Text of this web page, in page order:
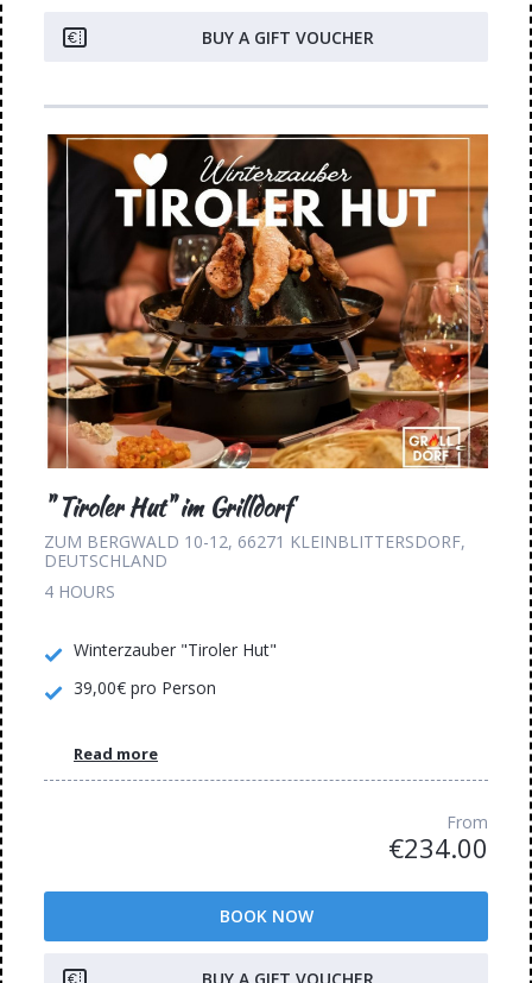
BUY A GIFT VOUCHER
" Tiroler Hut" im Grilldorf
ZUM BERGWALD 10-12, 66271 KLEINBLITTERSDORF,
DEUTSCHLAND
4 HOURS
Winterzauber "Tiroler Hut"
39,00€ pro Person
Read more
From
€234.00
BOOK NOW